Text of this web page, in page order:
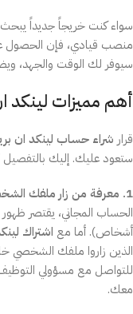
سواء كنت خريجاً جديداً يبحث
منصب قيادي، فإن الحصول
سيوفر لك الوقت والجهد،
أهم مميزات لينكد
قرار شراء حساب لينكد ان
ستعود عليك. إليك بالتفصيل
1. معرفة من زار ملفك الشخصي (Who Viewed Your Profile):
أشخاص). أما مع اشتراك
للتواصل مع مسؤولي
معك.